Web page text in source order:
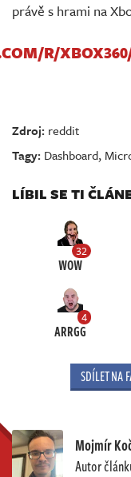
právě s hrami na
R/
Zdroj: reddit
Tagy: Dashboard,
LÍBIL SE TI
32
WOW
4
ARRGG
SDÍLET NA
Mojmír
Autor